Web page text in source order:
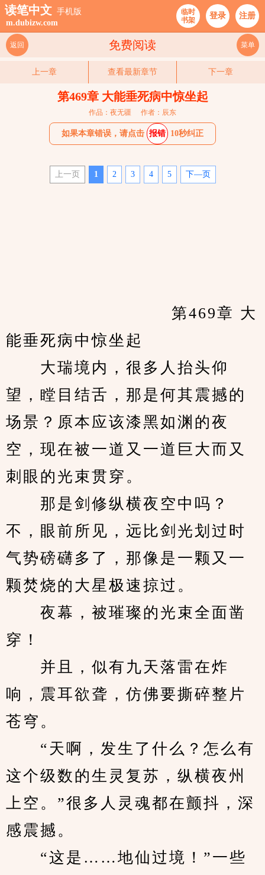
读笔中文 手机版
m.dubizw.com
临时
书架
登录 注册
免费阅读
返回 菜单
上一章 查看最新章节 下一章
第469章 大能垂死病中惊坐起
作品：夜无疆 作者：辰东
如果本章错误，请点击 报错 10秒纠正
上一页 1 2 3 4 5 下—页
能垂死病中惊坐起
大瑞境内，很多人抬头仰
望，瞠目结舌，那是何其震撼的
场景？原本应该漆黑如渊的夜
空，现在被一道又一道巨大而又
刺眼的光束贯穿。
那是剑修纵横夜空中吗？
不，眼前所见，远比剑光划过时
气势磅礴多了，那像是一颗又一
颗焚烧的大星极速掠过。
夜幕，被璀璨的光束全面凿
穿！
并且，似有九天落雷在炸
响，震耳欲聋，仿佛要撕碎整片
苍穹。
“天啊，发生了什么？怎么有
这个级数的生灵复苏，纵横夜州
上空。”很多人灵魂都在颤抖，深
感震撼。
“这是……地仙过境！”一些